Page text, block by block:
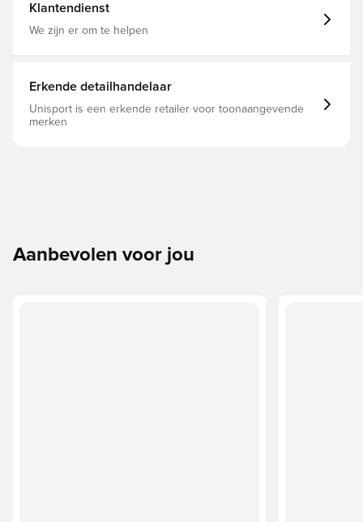
Klantendienst
We zijn er om te helpen
Erkende detailhandelaar
Unisport is een erkende retailer voor toonaangevende
merken
Aanbevolen voor jou